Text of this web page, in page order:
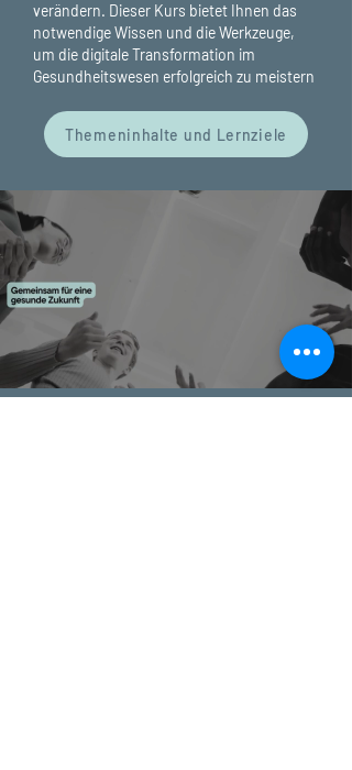
verändern. Dieser Kurs bietet Ihnen das
notwendige Wissen und die Werkzeuge,
um die digitale Transformation im
Gesundheitswesen erfolgreich zu meistern
Themeninhalte und Lernziele